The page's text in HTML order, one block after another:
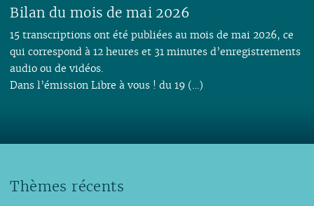
Bilan du mois de mai 2026
15 transcriptions ont été publiées au mois de mai 2026, ce
qui correspond à 12 heures et 31 minutes d’enregistrements
audio ou de vidéos.
Dans l’émission Libre à vous ! du 19 (…)
Thèmes récents